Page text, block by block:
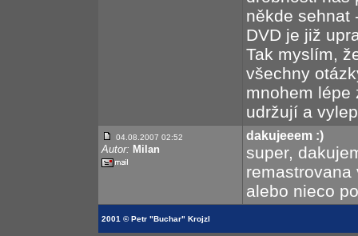
někde sehnat
DVD je již
Tak myslím,
všechny
mnohem lépe
udržují a
04.08.2007 02:52
Autor: Milan
dakujeeem :)
super,
alebo nieco
2001 © Petr "Buchar" Krojzl